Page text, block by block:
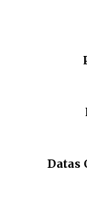
Datas